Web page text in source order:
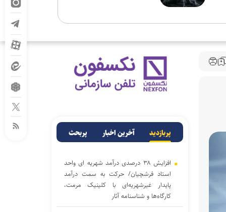
پربازدید آخرین اخبار پربحث
افزایش ۳۸ درصدی درآمد شهریه ای واحد
استاد فرشچیان/ حرکت به سمت درآمد
پایدار غیرشهریه‌ای با کلینیک مرمت،
کارگاه‌ها و شناسنامه آثار